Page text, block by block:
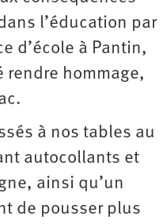
l’éducation par
d’école à Pantin,
rendre hommage,
à nos tables au
autocollants et
ainsi qu’un
de pousser plus